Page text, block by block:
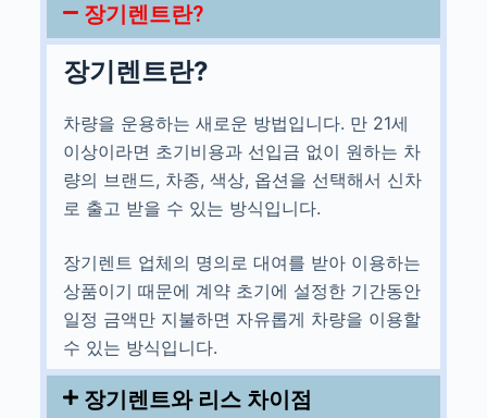
장기렌트란?
장기렌트란?
차량을 운용하는 새로운 방법입니다. 만 21세
이상이라면 초기비용과 선입금 없이 원하는 차
량의 브랜드, 차종, 색상, 옵션을 선택해서 신차
로 출고 받을 수 있는 방식입니다.
장기렌트 업체의 명의로 대여를 받아 이용하는
상품이기 때문에 계약 초기에 설정한 기간동안
일정 금액만 지불하면 자유롭게 차량을 이용할
수 있는 방식입니다.
장기렌트와 리스 차이점